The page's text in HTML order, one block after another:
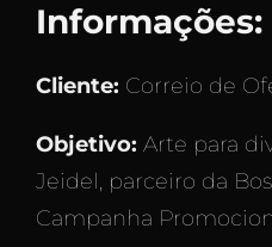
Informações:
Cliente: Correio de
Objetivo: Arte para
Jeidel, parceiro da
Campanha